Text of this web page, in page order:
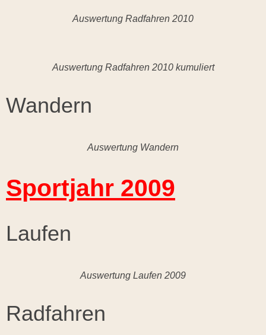
Auswertung Radfahren 2010
Auswertung Radfahren 2010 kumuliert
Wandern
Auswertung Wandern
Sportjahr 2009
Laufen
Auswertung Laufen 2009
Radfahren